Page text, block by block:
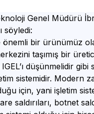
Genel Müdürü
söyledi:
bir ürünümüz
taşımış bir
düşünmelidir
sistemidir. Modern
için, yani işletim
saldırıları, botnet